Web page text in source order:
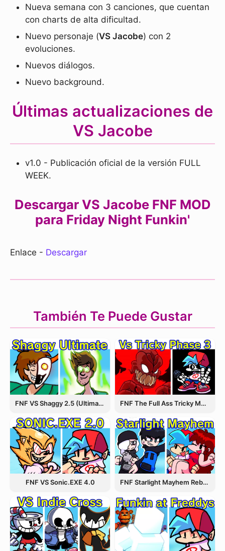
Nueva semana con 3 canciones, que cuentan
con charts de alta dificultad.
Nuevo personaje (VS Jacobe) con 2
evoluciones.
Nuevos diálogos.
Nuevo background.
Últimas actualizaciones de
VS Jacobe
v1.0 - Publicación oficial de la versión FULL
WEEK.
Descargar VS Jacobe FNF MOD
para Friday Night Funkin'
Enlace - Descargar
También Te Puede Gustar
FNF VS Shaggy 2.5 (Ultimate Update) FNF The Full Ass Tricky MOD
FNF VS Sonic.EXE 4.0 FNF Starlight Mayhem Rebooted